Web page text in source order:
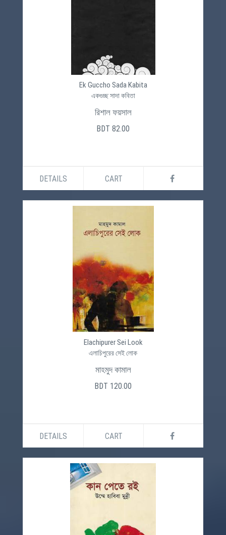
Ek Guccho Sada Kabita
একগুচ্ছ সাদা কবিতা
রিশাল ফয়সাল
BDT 82.00
DETAILS CART
Elachipurer Sei Look
এলাচিপুরের সেই লোক
মাহমুদ কামাল
BDT 120.00
DETAILS CART